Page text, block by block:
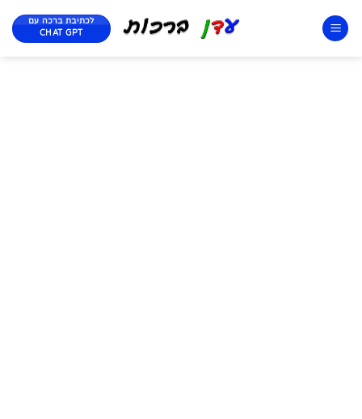
לכתיבת ברכה עם
CHAT GPT